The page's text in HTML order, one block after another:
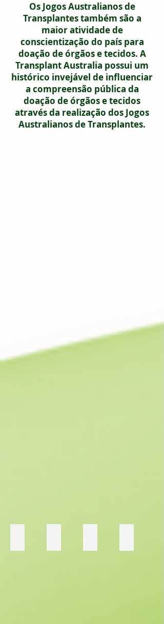
Os Jogos Australianos de
Transplantes também são a
maior atividade de
conscientização do país para
doação de órgãos e tecidos. A
Transplant Australia possui um
histórico invejável de influenciar
a compreensão pública da
doação de órgãos e tecidos
através da realização dos Jogos
Australianos de Transplantes.